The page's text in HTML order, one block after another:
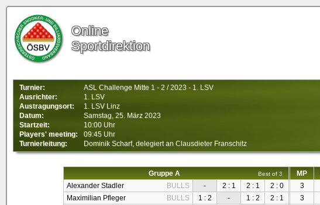
Online
Sportdirektion
Turnier:
ASL Challenge Mitte 1 - 2 / 2023 - 1. LSV
Ausrichter:
1. LSV
Austragungsort:
1. LSV Linz
Datum:
Samstag, 25. März 2023
Startzeit:
10:00 Uhr
Players' meeting:
09:45 Uhr
Turnierleitung:
Dominik Scharf, delegiert an Clausdieter Franschitz
Gruppe A Best of 3 MP
Alexander Stadler
BULLS - 2 : 1 2 : 1 2 : 0 3
Maximilian Pfleger
BULLS 1 : 2 - 1 : 2 2 : 1 3